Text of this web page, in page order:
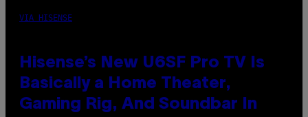
VIA HISENSE
Hisense’s New U6SF Pro TV Is
Basically a Home Theater,
Gaming Rig, And Soundbar In